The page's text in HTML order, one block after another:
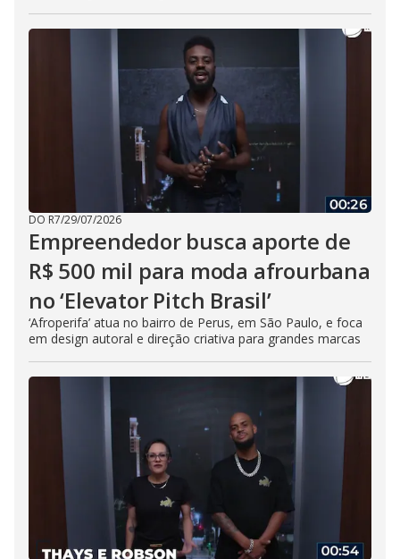
DO R7/29/07/2026
Empreendedor busca aporte de
R$ 500 mil para moda afrourbana
no ‘Elevator Pitch Brasil’
‘Afroperifa’ atua no bairro de Perus, em São Paulo, e foca
em design autoral e direção criativa para grandes marcas